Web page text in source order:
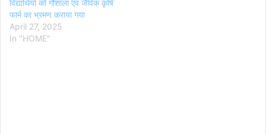
विद्यार्थियों को गौशाला एवं जैविक कृषि
फार्म का भ्रमण कराया गया
April 27, 2025
In "HOME"